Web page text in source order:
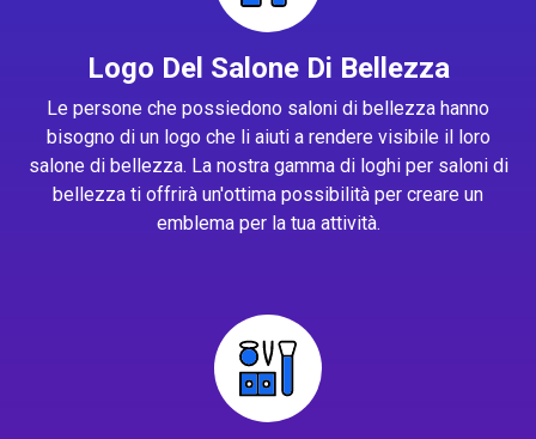
Logo Del Salone Di Bellezza
Le persone che possiedono saloni di bellezza hanno
bisogno di un logo che li aiuti a rendere visibile il loro
salone di bellezza. La nostra gamma di loghi per saloni di
bellezza ti offrirà un'ottima possibilità per creare un
emblema per la tua attività.